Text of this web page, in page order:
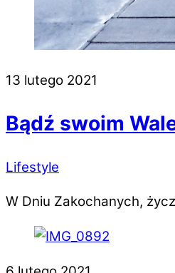
13 lutego 2021
Bądź swoim
Lifestyle
W Dniu Zakochanych,